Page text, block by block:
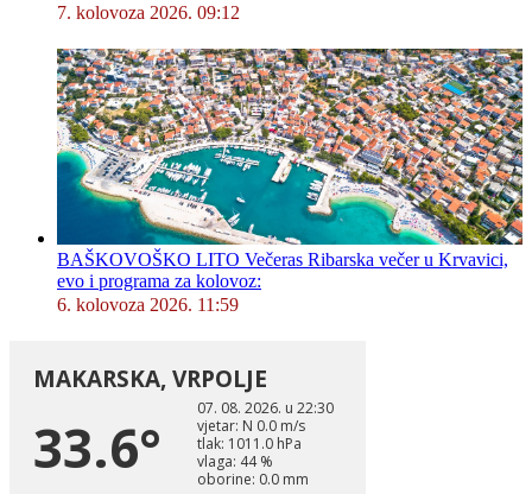
7. kolovoza 2026. 09:12
BAŠKOVOŠKO LITO Večeras Ribarska večer u Krvavici,
evo i programa za kolovoz:
6. kolovoza 2026. 11:59